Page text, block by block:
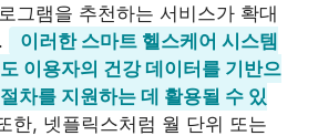
그램을 추천하는 서비스가 확대
이러한 스마트 헬스케어 시스템
이용자의 건강 데이터를 기반으
차를 지원하는 데 활용될 수 있
한, 넷플릭스처럼 월 단위 또는